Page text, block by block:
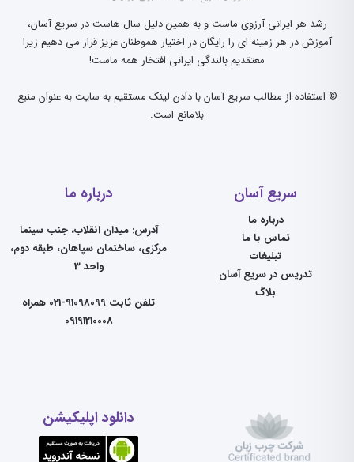
رشد هر ایرانی آرزوی ماست و به همین دلیل سال هاست در سریع آسان،
آموزش در هر زمینه ای را رایگان در اختیار هموطنان عزیز قرار می دهیم زیرا
معتقدیم بالندگی ایرانی افتخار همه ماست!
© استفاده از مطالب سریع آسان با دادن لینک مستقیم به سایت به عنوان منبع
بلامانع است.
سریع آسان
درباره ما
تماس با ما
تبلیغات
تدریس در سریع آسان
بلاگ
درباره ما
آدرس: میدان انقلاب، جنب سینما
مرکزی، ساختمان سپاهان، طبقه دوم،
واحد 3
تلفن ثابت 91098099-021 همراه
09191210008
دانلود اپلیکیشن